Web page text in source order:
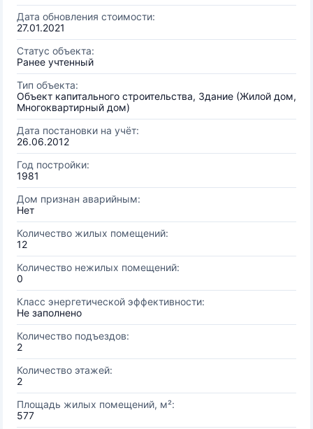
Дата обновления стоимости:
27.01.2021
Статус объекта:
Ранее учтенный
Тип объекта:
Объект капитального строительства, Здание (Жилой дом,
Многоквартирный дом)
Дата постановки на учёт:
26.06.2012
Год постройки:
1981
Дом признан аварийным:
Нет
Количество жилых помещений:
12
Количество нежилых помещений:
0
Класс энергетической эффективности:
Не заполнено
Количество подъездов:
2
Количество этажей:
2
Площадь жилых помещений, м²:
577